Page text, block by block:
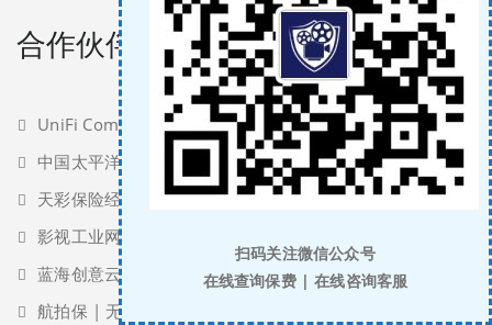
合作伙伴
UniFi Completion Guaranty
中国太平洋保险
天彩保险经纪
影视工业网
蓝海创意云
航拍保 | 无人机保险服务
扫码关注微信公众号
在线查询保费 | 在线咨询客服